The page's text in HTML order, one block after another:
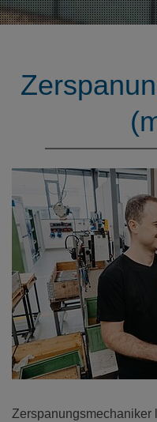
Zerspanungsmechaniker